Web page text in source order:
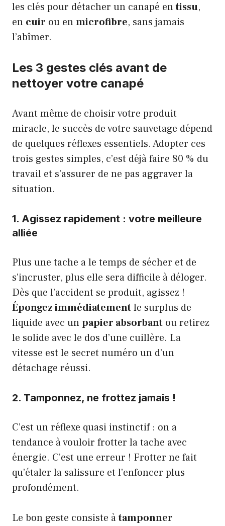
les clés pour détacher un canapé entissu,
en cuir ou enmicrofibre, sans jamais
l’abîmer.
Les 3 gestes clés avant de
nettoyer votre canapé
Avant même de choisir votre produit
miracle, le succès de votre sauvetage dépend
de quelques réflexes essentiels. Adopter ces
trois gestes simples, c’est déjà faire 80 % du
travail et s’assurer de ne pas aggraver la
situation.
1. Agissez rapidement : votre meilleure
alliée
Plus une tache a le temps de sécher et de
s’incruster, plus elle sera difficile à déloger.
Dès que l’accident se produit, agissez !
Épongez immédiatementle surplus de
liquide avec unpapier absorbant ou retirez
le solide avec le dos d’une cuillère. La
vitesse est le secret numéro un d’un
détachage réussi.
2. Tamponnez, ne frottez jamais !
C’est un réflexe quasi instinctif : on a
tendance à vouloir frotter la tache avec
énergie. C’est une erreur ! Frotter ne fait
qu’étaler la salissure et l’enfoncer plus
profondément.
Le bon geste consiste àtamponner